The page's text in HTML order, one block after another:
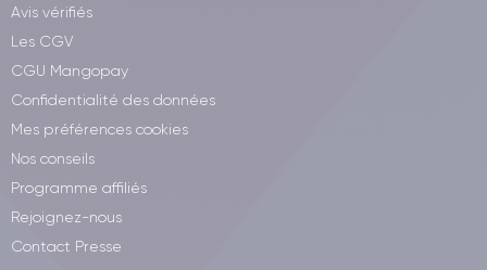
Avis vérifiés
Les CGV
CGU Mangopay
Confidentialité des données
Mes préférences cookies
Nos conseils
Programme affiliés
Rejoignez-nous
Contact Presse